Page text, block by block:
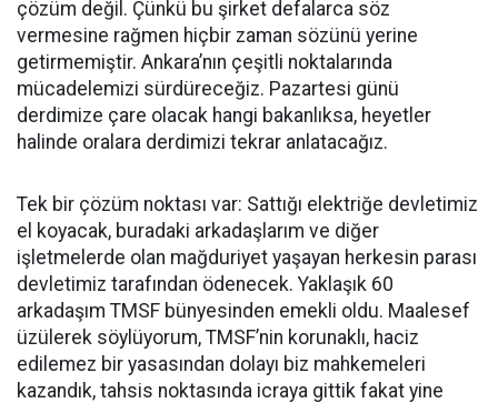
çözüm değil. Çünkü bu şirket defalarca söz
vermesine rağmen hiçbir zaman sözünü yerine
getirmemiştir. Ankara’nın çeşitli noktalarında
mücadelemizi sürdüreceğiz. Pazartesi günü
derdimize çare olacak hangi bakanlıksa, heyetler
halinde oralara derdimizi tekrar anlatacağız.
Tek bir çözüm noktası var: Sattığı elektriğe devletimiz
el koyacak, buradaki arkadaşlarım ve diğer
işletmelerde olan mağduriyet yaşayan herkesin parası
devletimiz tarafından ödenecek. Yaklaşık 60
arkadaşım TMSF bünyesinden emekli oldu. Maalesef
üzülerek söylüyorum, TMSF’nin korunaklı, haciz
edilemez bir yasasından dolayı biz mahkemeleri
kazandık, tahsis noktasında icraya gittik fakat yine